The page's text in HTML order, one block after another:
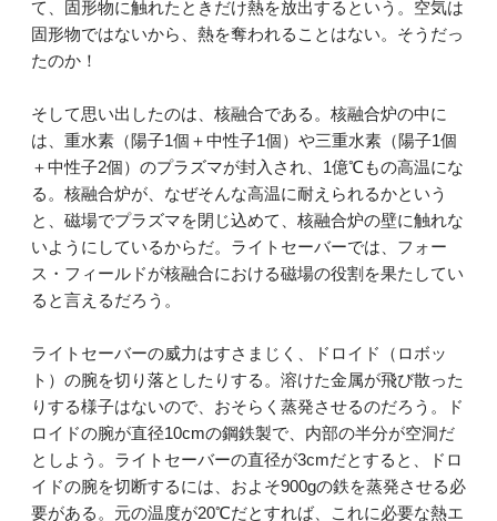
て、固形物に触れたときだけ熱を放出するという。空気は
固形物ではないから、熱を奪われることはない。そうだっ
たのか！
そして思い出したのは、核融合である。核融合炉の中に
は、重水素（陽子1個＋中性子1個）や三重水素（陽子1個
＋中性子2個）のプラズマが封入され、1億℃もの高温にな
る。核融合炉が、なぜそんな高温に耐えられるかという
と、磁場でプラズマを閉じ込めて、核融合炉の壁に触れな
いようにしているからだ。ライトセーバーでは、フォー
ス・フィールドが核融合における磁場の役割を果たしてい
ると言えるだろう。
ライトセーバーの威力はすさまじく、ドロイド（ロボッ
ト）の腕を切り落としたりする。溶けた金属が飛び散った
りする様子はないので、おそらく蒸発させるのだろう。ド
ロイドの腕が直径10cmの鋼鉄製で、内部の半分が空洞だ
としよう。ライトセーバーの直径が3cmだとすると、ドロ
イドの腕を切断するには、およそ900gの鉄を蒸発させる必
要がある。元の温度が20℃だとすれば、これに必要な熱エ